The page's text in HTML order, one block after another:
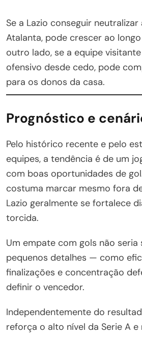
Se a Lazio conseguir
Atalanta, pode crescer ao
outro lado, se a equipe
ofensivo desde cedo, pode
para os donos da casa.
Prognóstico e
Pelo histórico recente e pelo
equipes, a tendência é de um
com boas oportunidades de
costuma marcar mesmo fora
Lazio geralmente se fortalece
torcida.
Um empate com gols não seria
pequenos detalhes — como
finalizações e concentração
definir o vencedor.
Independentemente do
reforça o alto nível da Serie A